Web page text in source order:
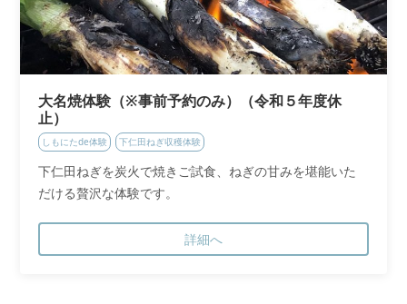
大名焼体験（※事前予約のみ）（令和５年度休
止）
しもにたde体験 下仁田ねぎ収穫体験
下仁田ねぎを炭火で焼きご試食、ねぎの甘みを堪能いた
だける贅沢な体験です。
詳細へ